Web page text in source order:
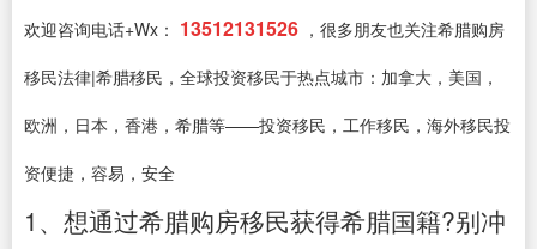
欢迎咨询电话+Wx： 13512131526 ，很多朋友也关注希腊购房
移民法律|希腊移民，全球投资移民于热点城市：加拿大，美国，
欧洲，日本，香港，希腊等——投资移民，工作移民，海外移民投
资便捷，容易，安全
1、想通过希腊购房移民获得希腊国籍?别冲